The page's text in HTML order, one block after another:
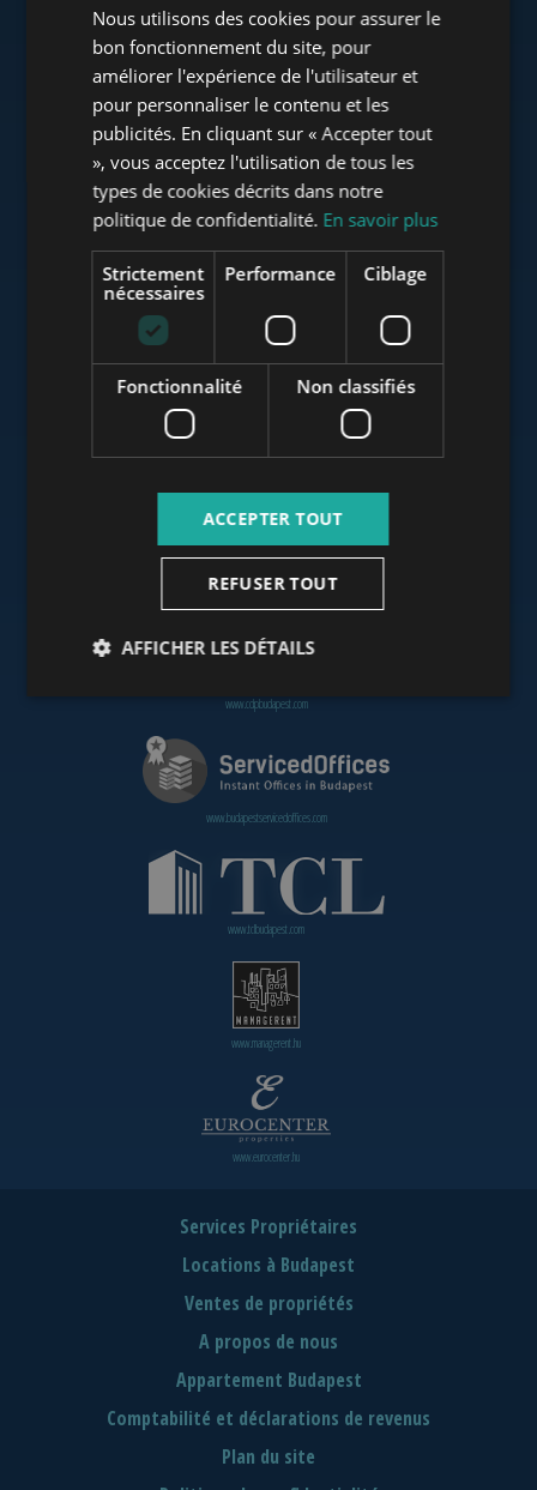
www.towerassistance.com
www.mybudapesthome.com
www.budapestluxuryapartments.hu
www.budapestoffices.net
www.cdpbudapest.com
www.budapestservicedoffices.com
www.tclbudapest.com
www.managerent.hu
www.eurocenter.hu
Services Propriétaires
Locations à Budapest
Ventes de propriétés
A propos de nous
Appartement Budapest
Comptabilité et déclarations de revenus
Plan du site
HUNGARIAN
FRENCH
ITALIAN
RUSSIAN
ARABIC
Nous utilisons des cookies pour assurer le
bon fonctionnement du site, pour
améliorer l'expérience de l'utilisateur et
pour personnaliser le contenu et les
publicités. En cliquant sur « Accepter tout
», vous acceptez l'utilisation de tous les
types de cookies décrits dans notre
politique de confidentialité. En savoir plus
Strictement
nécessaires
Performance Ciblage
Fonctionnalité Non classifiés
ACCEPTER TOUT
REFUSER TOUT
AFFICHER LES DÉTAILS